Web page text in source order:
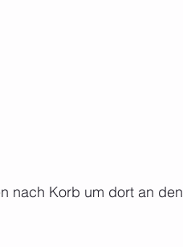
nach Korb um dort an den